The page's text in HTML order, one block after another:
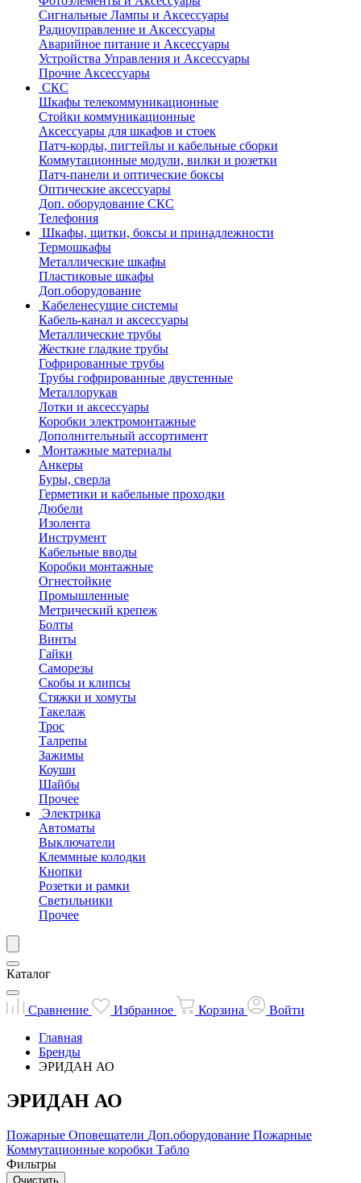
Сигнальные Лампы и Аксессуары
Радиоуправление и Аксессуары
Аварийное питание и Аксессуары
Устройства Управления и Аксессуары
Прочие Аксессуары
СКС
Шкафы телекоммуникационные
Стойки коммуникационные
Аксессуары для шкафов и стоек
Патч-корды, пигтейлы и кабельные сборки
Коммутационные модули, вилки и розетки
Патч-панели и оптические боксы
Оптические аксессуары
Доп. оборудование СКС
Телефония
Шкафы, щитки, боксы и принадлежности
Термошкафы
Металлические шкафы
Пластиковые шкафы
Доп.оборудование
Кабеленесущие системы
Кабель-канал и аксессуары
Металлические трубы
Жесткие гладкие трубы
Гофрированные трубы
Трубы гофрированные двустенные
Металлорукав
Лотки и аксессуары
Коробки электромонтажные
Дополнительный ассортимент
Монтажные материалы
Анкеры
Буры, сверла
Герметики и кабельные проходки
Дюбели
Изолента
Инструмент
Кабельные вводы
Коробки монтажные
Огнестойкие
Промышленные
Метрический крепеж
Болты
Винты
Гайки
Саморезы
Скобы и клипсы
Стяжки и хомуты
Такелаж
Трос
Талрепы
Зажимы
Коуши
Шайбы
Прочее
Электрика
Автоматы
Выключатели
Клеммные колодки
Кнопки
Розетки и рамки
Светильники
Прочее
Каталог
Сравнение Избранное Корзина
Войти
Главная
Бренды
ЭРИДАН АО
ЭРИДАН АО
Пожарные Оповещатели Доп.оборудование Пожарные
Коммутационные коробки Табло
Фильтры
Очистить